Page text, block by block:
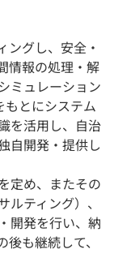
ングし、安全・
情報の処理・解
ミュレーション
もとにシステム
を活用し、自治
自開発・提供し
定め、またその
ティング）、
開発を行い、納
も継続して、